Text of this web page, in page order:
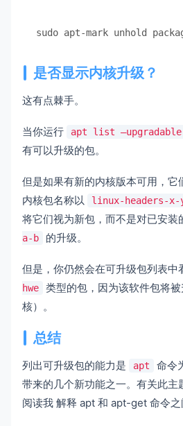
sudo apt-mark unhold
是否显示内核升级？
这有点棘手。
当你运行 apt list –upgradable
有可以升级的包。
但是如果有新的内核版本可用，它
内核包名称以
linux-headers-x-
将它们视为新包，而不是对已安装
a-b
的升级。
但是，你仍然会在可升级包列表中
hwe
类型的包，因为该软件包将
核）。
总结
列出可升级包的能力是 apt 命令
带来的几个新功能之一。有关此主
阅读我 解释 apt 和 apt-get 命令之